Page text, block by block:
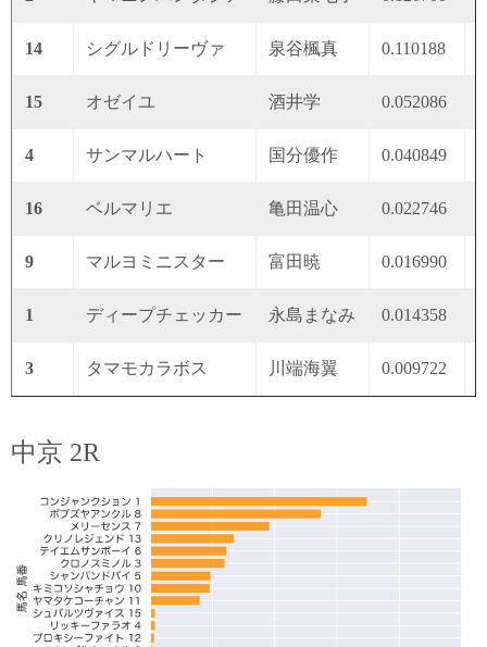
14 シグルドリーヴァ 泉谷楓真 0.110188
15 オゼイユ 酒井学 0.052086
4 サンマルハート 国分優作 0.040849
16 ベルマリエ 亀田温心 0.022746
9 マルヨミニスター 富田暁 0.016990
1 ディープチェッカー 永島まなみ 0.014358
3 タマモカラボス 川端海翼 0.009722
中京 2R